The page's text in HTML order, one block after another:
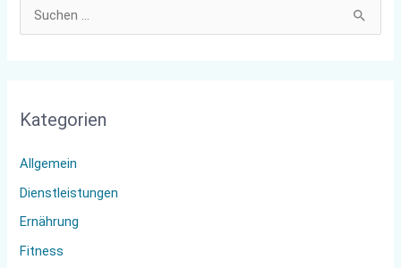
e
a
c
h
Kategorien
Allgemein
Dienstleistungen
Ernährung
Fitness